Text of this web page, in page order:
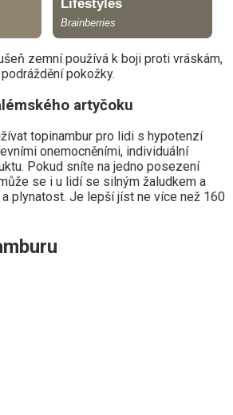
zemní používá k boji proti vráskám,
pokožky.
artyčoku
topinambur pro lidi s hypotenzí
onemocněními, individuální
Pokud sníte na jedno posezení
se i u lidí se silným žaludkem a
plynatost. Je lepší jíst ne více než 160